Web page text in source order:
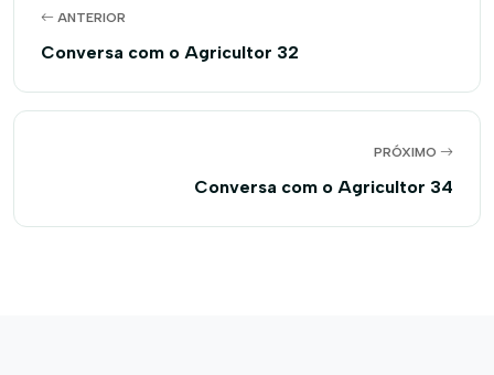
ANTERIOR
Conversa com o Agricultor 32
PRÓXIMO
Conversa com o Agricultor 34